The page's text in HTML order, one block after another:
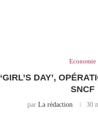
Economie
‘GIRL’S DAY’,
SNCF
par La rédaction 30